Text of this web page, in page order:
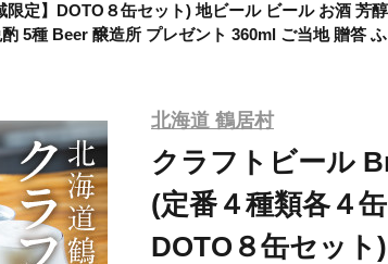
定】DOTO８缶セット) 地ビール ビール お酒 芳
5種 Beer 醸造所 プレゼント 360ml ご当地 贈答
北海道 鶴居村
クラフトビール
(定番４種類各４
DOTO８缶セッ